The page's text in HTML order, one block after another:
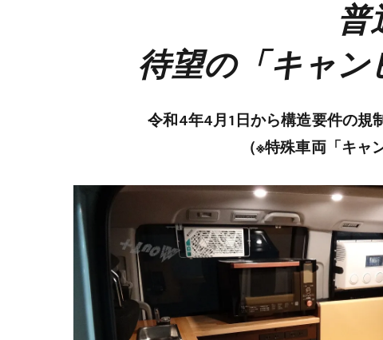
普
待望の「キャン
令和4年4月1日から構造要件の規
（※特殊車両「キ